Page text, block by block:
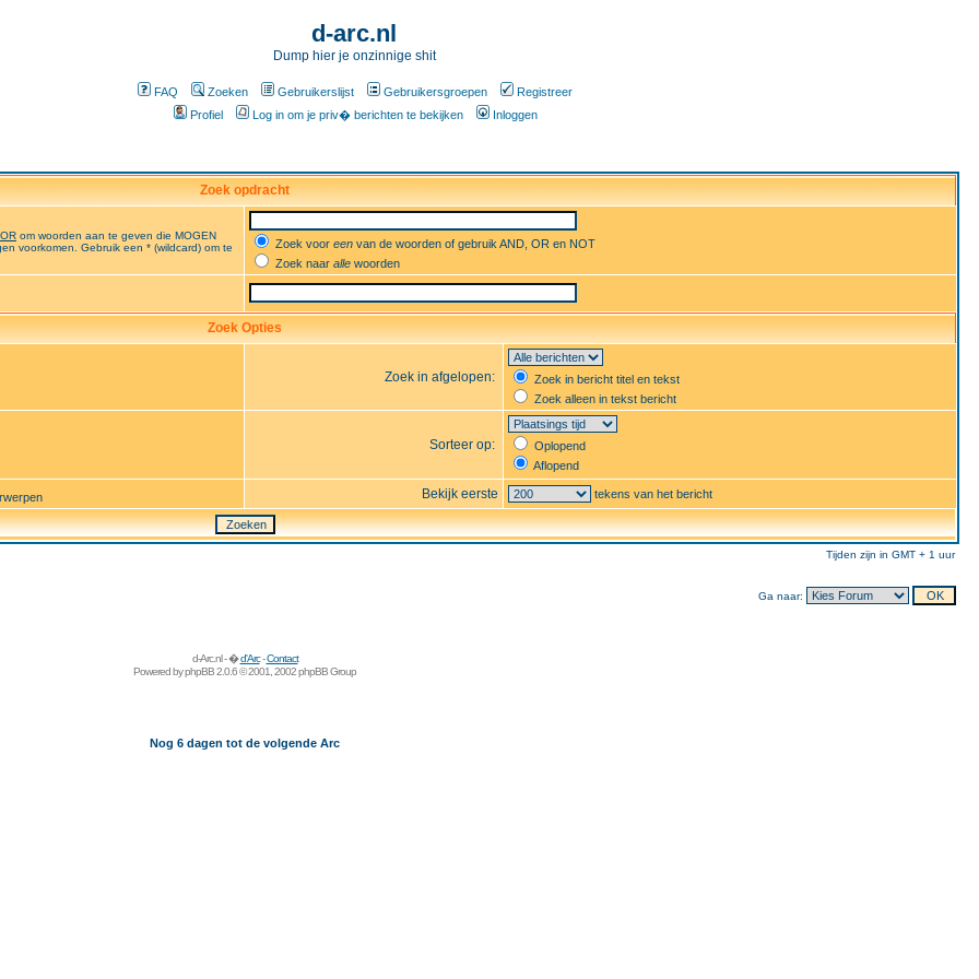
d-arc.nl
Dump hier je onzinnige shit
FAQ Zoeken Gebruikerslijst Gebruikersgroepen
Registreer
Profiel
Log in om je priv� berichten te bekijken Inloggen
Zoek opdracht
OR om woorden aan te geven die MOGEN
voorkomen. Gebruik een * (wildcard) om te
Zoek voor een van de woorden of gebruik AND, OR en NOT
Zoek naar alle woorden
Zoek Opties
Zoek in afgelopen:
Zoek in bericht titel en tekst
Zoek alleen in tekst bericht
Sorteer op:
Oplopend
Aflopend
Bekijk eerste tekens van het bericht
Tijden zijn in GMT + 1 uur
Ga naar:
d-Arc.nl - �d'Arc-Contact
Powered byphpBB2.0.6 © 2001, 2002 phpBB Group
Nog 6 dagen tot de volgende Arc